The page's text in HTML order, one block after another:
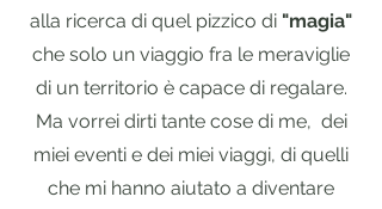
alla ricerca di quel pizzico di "magia"
che solo un viaggio fra le meraviglie
di un territorio è capace di regalare.
Ma vorrei dirti tante cose di me, dei
miei eventi e dei miei viaggi, di quelli
che mi hanno aiutato a diventare